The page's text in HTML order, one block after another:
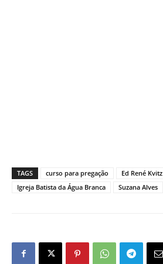
TAGS curso para pregação Ed René Kvitz
Igreja Batista da Água Branca
Suzana Alves